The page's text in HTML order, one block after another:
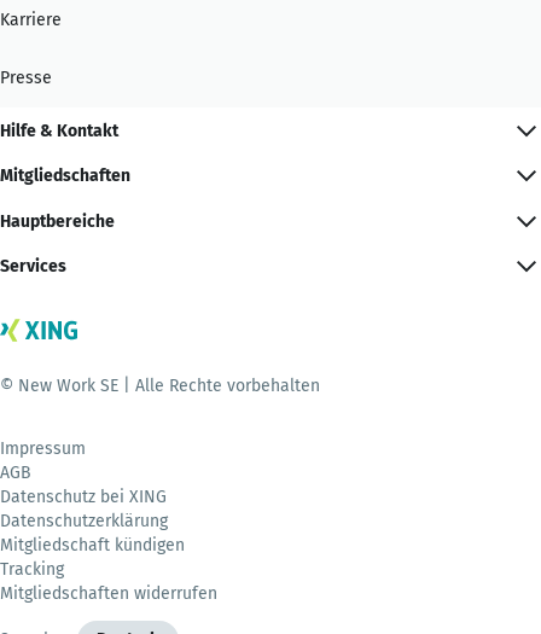
Karriere
Presse
Hilfe & Kontakt
Mitgliedschaften
Hauptbereiche
Services
© New Work SE | Alle Rechte vorbehalten
Impressum
AGB
Datenschutz bei XING
Datenschutzerklärung
Mitgliedschaft kündigen
Tracking
Mitgliedschaften widerrufen